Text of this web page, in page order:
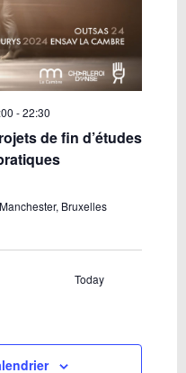
-22:30
de fin d’études
Bruxelles
Today